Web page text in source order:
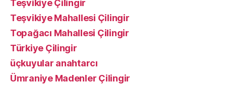
Teşvikiye Çilingir
Teşvikiye Mahallesi Çilingir
Topağacı Mahallesi Çilingir
Türkiye Çilingir
üçkuyular anahtarcı
Ümraniye Madenler Çilingir